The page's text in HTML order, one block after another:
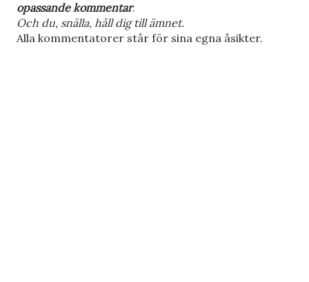
k
o
m
opassande kommentar.
Och du, snälla, håll dig till ämnet.
Alla kommentatorer står för sina egna åsikter.